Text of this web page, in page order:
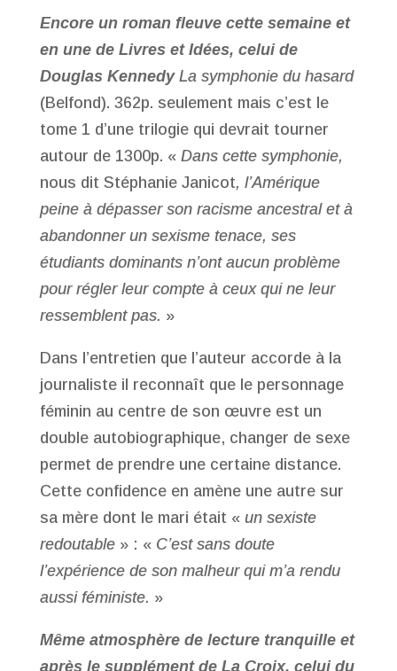
Encore un roman fleuve cette semaine et
en une de Livres et Idées, celui de
Douglas Kennedy La symphonie du hasard
(Belfond). 362p. seulement mais c’est le
tome 1 d’une trilogie qui devrait tourner
autour de 1300p. « Dans cette symphonie,
nous dit Stéphanie Janicot, l’Amérique
peine à dépasser son racisme ancestral et à
abandonner un sexisme tenace, ses
étudiants dominants n’ont aucun problème
pour régler leur compte à ceux qui ne leur
ressemblent pas. »
Dans l’entretien que l’auteur accorde à la
journaliste il reconnaît que le personnage
féminin au centre de son œuvre est un
double autobiographique, changer de sexe
permet de prendre une certaine distance.
Cette confidence en amène une autre sur
sa mère dont le mari était « un sexiste
redoutable» : « C’est sans doute
l’expérience de son malheur qui m’a rendu
aussi féministe. »
Même atmosphère de lecture tranquille et
après le supplément de La Croix, celui du